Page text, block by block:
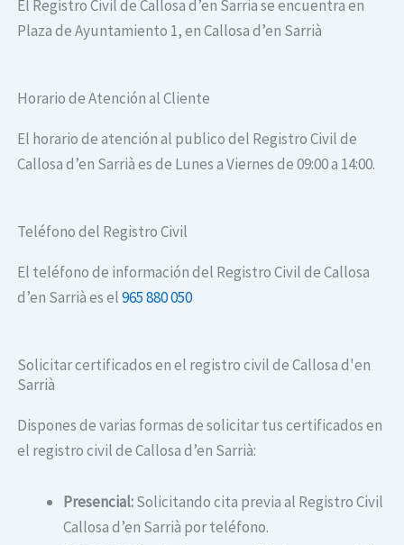
El Registro Civil de Callosa d’en Sarria se encuentra en
Plaza de Ayuntamiento 1, en Callosa d’en Sarrià
Horario de Atención al Cliente
El horario de atención al publico del Registro Civil de
Callosa d’en Sarrià es de Lunes a Viernes de 09:00 a 14:00.
Teléfono del Registro Civil
El teléfono de información del Registro Civil de Callosa
d’en Sarrià es el965 880 050
Solicitar certificados en el registro civil de Callosa d'en
Sarrià
Dispones de varias formas de solicitar tus certificados en
el registro civil de Callosa d’en Sarrià:
Presencial:Solicitando cita previa al Registro Civil
Callosa d’en Sarrià por teléfono.